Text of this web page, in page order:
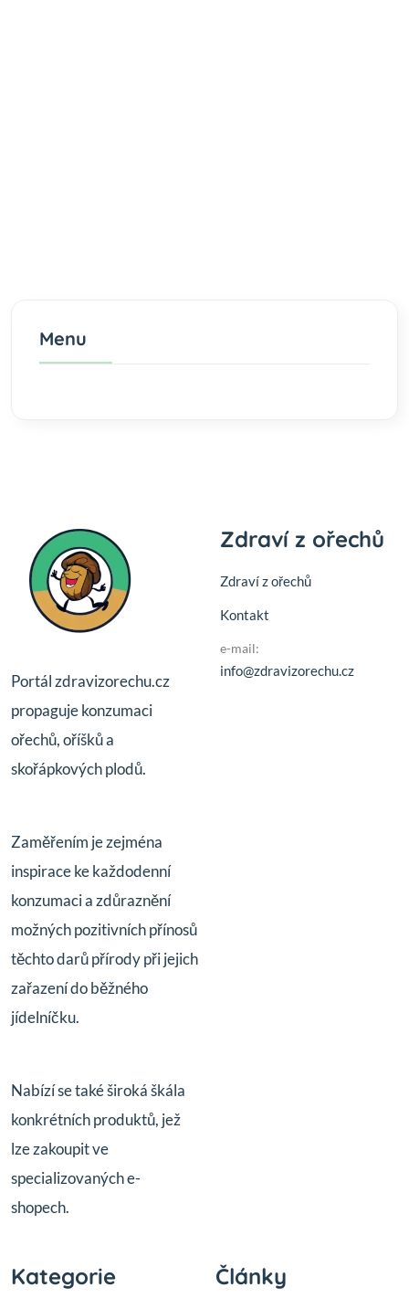
Menu
Portál zdravizorechu.cz
propaguje konzumaci
ořechů, oříšků a
skořápkových plodů.
Zaměřením je zejména
inspirace ke každodenní
konzumaci a zdůraznění
možných pozitivních přínosů
těchto darů přírody při jejich
zařazení do běžného
jídelníčku.
Nabízí se také široká škála
konkrétních produktů, jež
lze zakoupit ve
specializovaných e-
shopech.
Zdraví z ořechů
Zdraví z ořechů
Kontakt
e-mail:
info@zdravizorechu.cz
Kategorie Články